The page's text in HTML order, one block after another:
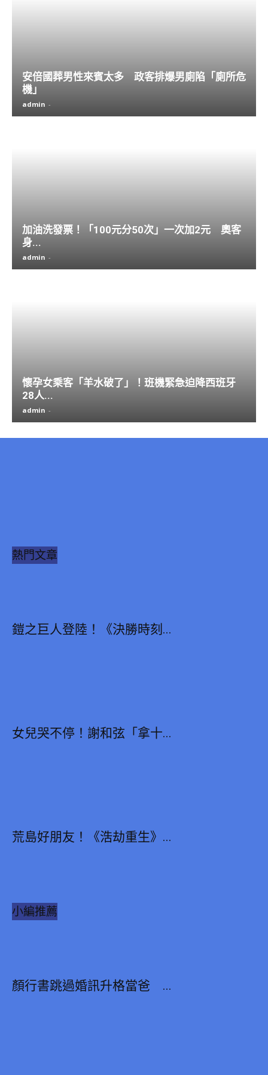
安倍國葬男性來賓太多 政客排爆男廁陷「廁所危
機」
admin -
加油洗發票！「100元分50次」一次加2元 奧客
身...
admin -
懷孕女乘客「羊水破了」！班機緊急迫降西班牙
28人...
admin -
熱門文章
鎧之巨人登陸！《決勝時刻...
女兒哭不停！謝和弦「拿十...
荒島好朋友！《浩劫重生》...
小編推薦
顏行書跳過婚訊升格當爸 ...